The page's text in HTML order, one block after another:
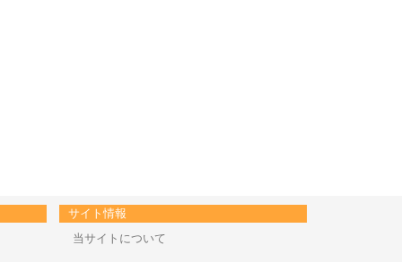
サイト情報
当サイトについて